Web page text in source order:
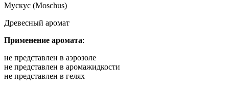
Мускус (Moschus)
Древесный аромат
Применение аромата:
не представлен в аэрозоле
не представлен в аромажидкости
не представлен в гелях